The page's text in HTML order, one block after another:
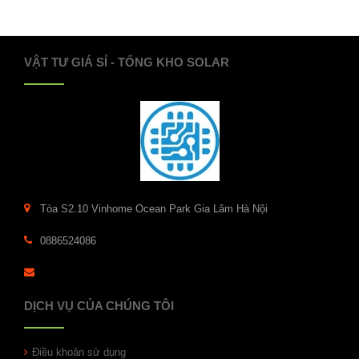
VẬT TƯ GIÁ SỈ - TỔNG KHO SOLAR
Tòa S2.10 Vinhome Ocean Park Gia Lâm Hà Nội
0886524086
DỊCH VỤ CỦA CHÚNG TÔI
Điều khoản sử dụng